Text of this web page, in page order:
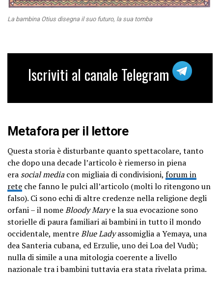
La bambina Otius disegna il suo futuro, la sua tomba
Iscriviti al canale Telegram
Metafora per il lettore
Questa storia è disturbante quanto spettacolare, tanto
che dopo una decade l’articolo è riemerso in piena
era social mediacon migliaia di condivisioni, forum in
rete che fanno le pulci all’articolo (molti lo ritengono un
falso). Ci sono echi di altre credenze nella religione degli
orfani – il nomeBloody Marye la sua evocazione sono
storielle di paura familiari ai bambini in tutto il mondo
occidentale, mentreBlue Ladyassomiglia a Yemaya, una
dea Santeria cubana, ed Erzulie, uno dei Loa del Vudù;
nulla di simile a una mitologia coerente a livello
nazionale tra i bambini tuttavia era stata rivelata prima.